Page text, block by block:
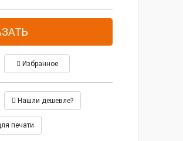
Избранное
Нашли дешевле?
печати